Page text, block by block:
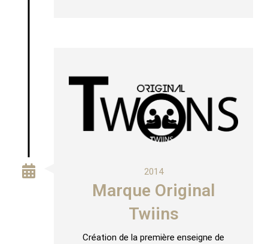
2014
Marque Original
Twiins
Création de la première enseigne de